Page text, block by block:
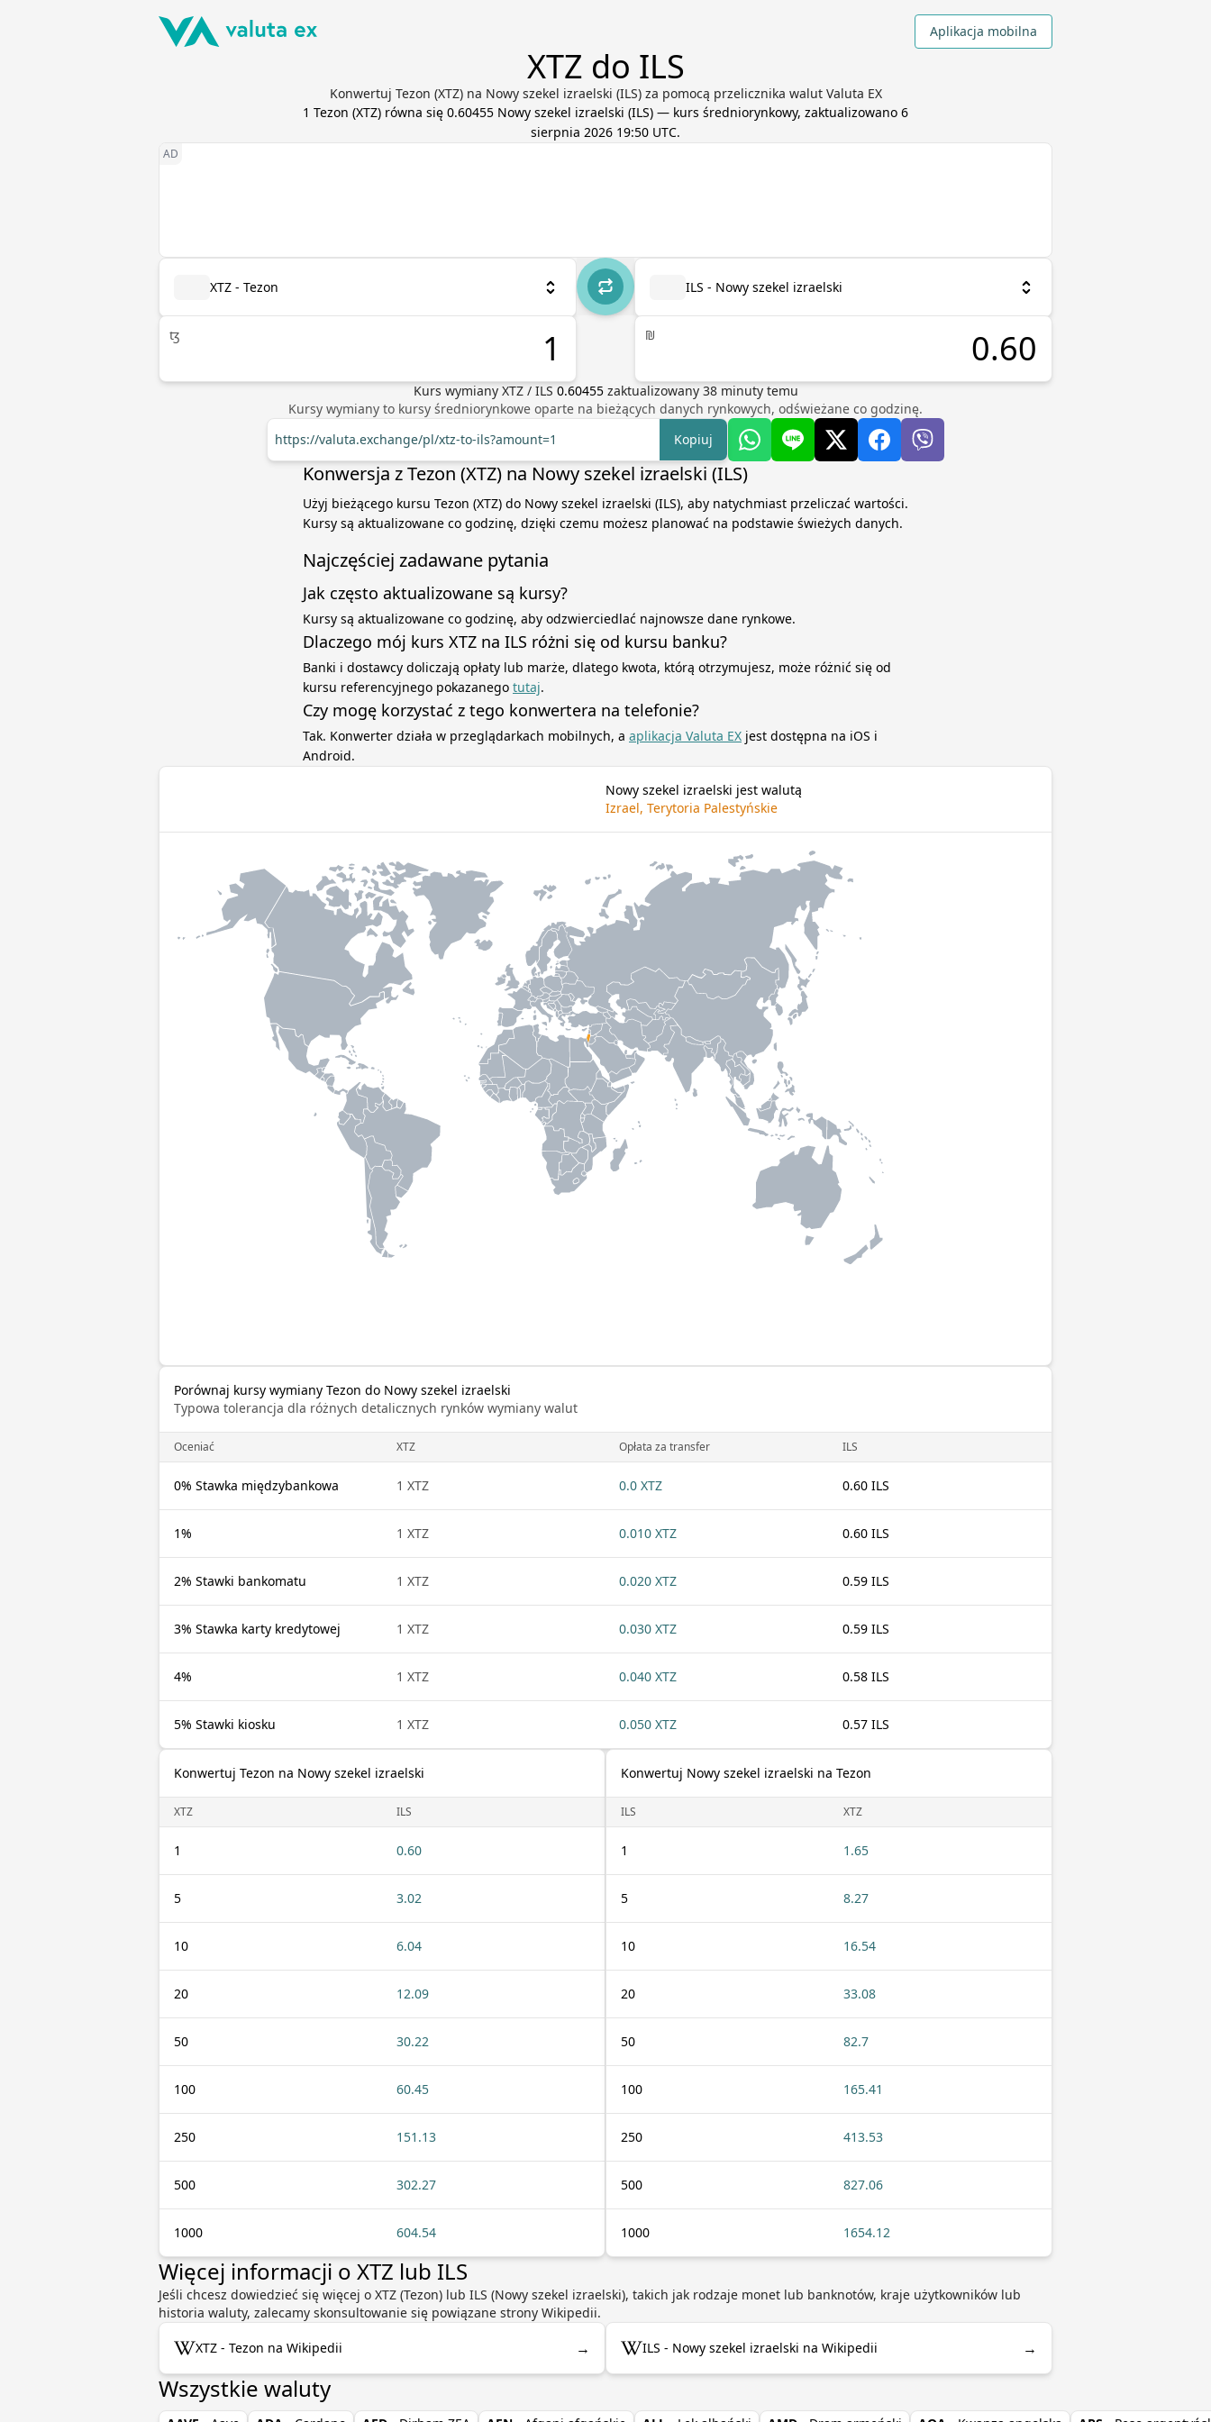
Aplikacja mobilna
XTZ do ILS
Konwertuj Tezon (XTZ) na Nowy szekel izraelski (ILS) za pomocą przelicznika walut Valuta EX
1 Tezon (XTZ) równa się 0.60455 Nowy szekel izraelski (ILS) — kurs średniorynkowy, zaktualizowano 6
sierpnia 2026 19:50 UTC.
XTZ - Tezon
ꜩ
ILS - Nowy szekel izraelski
₪
Kurs wymiany XTZ/ ILS 0.60455 zaktualizowany 38minuty temu
Kursy wymiany to kursy średniorynkowe oparte na bieżących danych rynkowych, odświeżane co godzinę.
https://valuta.exchange/pl/xtz-to-ils?amount=1
Kopiuj
Konwersja z Tezon (XTZ) na Nowy szekel izraelski (ILS)
Użyj bieżącego kursu Tezon (XTZ) do Nowy szekel izraelski (ILS), aby natychmiast przeliczać wartości.
Kursy są aktualizowane co godzinę, dzięki czemu możesz planować na podstawie świeżych danych.
Najczęściej zadawane pytania
Jak często aktualizowane są kursy?
Kursy są aktualizowane co godzinę, aby odzwierciedlać najnowsze dane rynkowe.
Dlaczego mój kurs XTZ na ILS różni się od kursu banku?
Banki i dostawcy doliczają opłaty lub marże, dlatego kwota, którą otrzymujesz, może różnić się od
kursu referencyjnego pokazanego tutaj.
Czy mogę korzystać z tego konwertera na telefonie?
Tak. Konwerter działa w przeglądarkach mobilnych, a aplikacja Valuta EX jest dostępna na iOS i
Android.
Nowy szekel izraelski jest walutą
Izrael, Terytoria Palestyńskie
Porównaj kursy wymiany Tezon do Nowy szekel izraelski
Typowa tolerancja dla różnych detalicznych rynków wymiany walut
Oceniać XTZ Opłata za transfer ILS
0% Stawka międzybankowa 1 XTZ 0.0 XTZ 0.60 ILS
1% 1 XTZ 0.010 XTZ 0.60 ILS
2% Stawki bankomatu 1 XTZ 0.020 XTZ 0.59 ILS
3% Stawka karty kredytowej 1 XTZ 0.030 XTZ 0.59 ILS
4% 1 XTZ 0.040 XTZ 0.58 ILS
5% Stawki kiosku 1 XTZ 0.050 XTZ 0.57 ILS
Konwertuj Tezon na Nowy szekel izraelski
XTZ ILS
1 0.60
5 3.02
10 6.04
20 12.09
50 30.22
100 60.45
250 151.13
500 302.27
1000 604.54
Konwertuj Nowy szekel izraelski na Tezon
ILS XTZ
1 1.65
5 8.27
10 16.54
20 33.08
50 82.7
100 165.41
250 413.53
500 827.06
1000 1654.12
Więcej informacji o XTZ lub ILS
Jeśli chcesz dowiedzieć się więcej o XTZ (Tezon) lub ILS (Nowy szekel izraelski), takich jak rodzaje monet lub banknotów, kraje użytkowników lub
historia waluty, zalecamy skonsultowanie się powiązane strony Wikipedii.
XTZ - Tezon na Wikipedii → ILS - Nowy szekel izraelski na Wikipedii →
Wszystkie waluty